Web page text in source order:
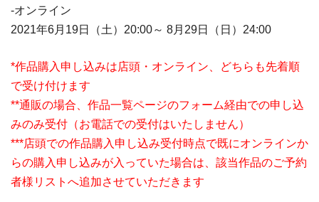
-オンライン
2021年6月19日（土）20:00～ 8月29日（日）24:00
*作品購入申し込みは店頭・オンライン、どちらも先着順
で受け付けます
**通販の場合、作品一覧ページのフォーム経由での申し込
みのみ受付（お電話での受付はいたしません）
***店頭での作品購入申し込み受付時点で既にオンラインか
らの購入申し込みが入っていた場合は、該当作品のご予約
者様リストへ追加させていただきます